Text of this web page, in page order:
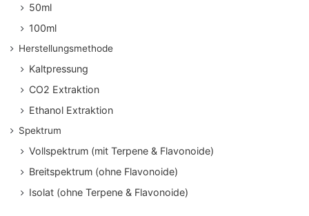
50ml
100ml
Herstellungsmethode
Kaltpressung
CO2 Extraktion
Ethanol Extraktion
Spektrum
Vollspektrum (mit Terpene & Flavonoide)
Breitspektrum (ohne Flavonoide)
Isolat (ohne Terpene & Flavonoide)